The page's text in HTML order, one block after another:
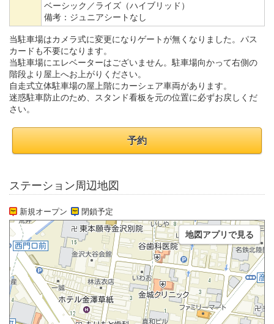
ベーシック／ライズ（ハイブリッド）
備考： ジュニアシートなし
当駐車場はカメラ式に変更になりゲートが無くなりました。パス
カードも不要になります。
当駐車場にエレベーターはございません。駐車場向かって右側の
階段より屋上へお上がりください。
自走式立体駐車場の屋上階にカーシェア車両があります。
迷惑駐車防止のため、スタンド看板を元の位置に必ずお戻しくだ
さい。
予約
ステーション周辺地図
新規オープン 閉鎖予定
地図アプリで見る